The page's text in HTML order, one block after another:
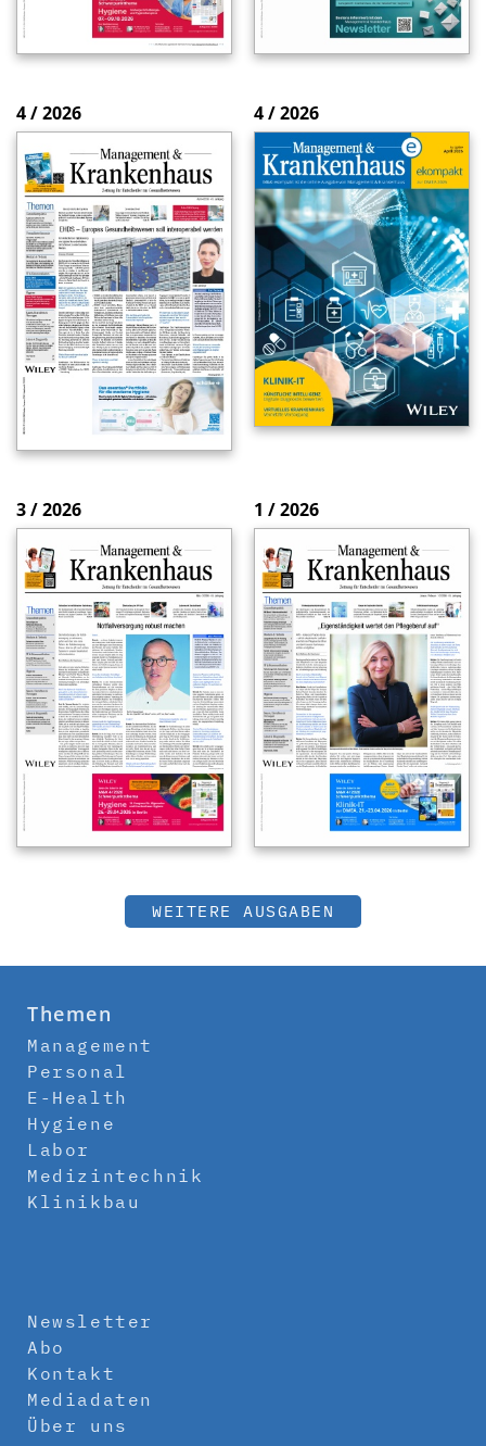
4 / 2026 4 / 2026
3 / 2026 1 / 2026
WEITERE AUSGABEN
Themen
Management
Personal
E-Health
Hygiene
Labor
Medizintechnik
Klinikbau
Newsletter
Abo
Kontakt
Mediadaten
Über uns